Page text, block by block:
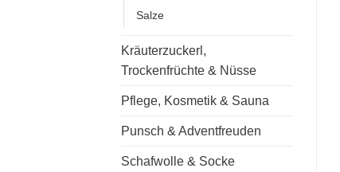
Salze
Kräuterzuckerl,
Trockenfrüchte & Nüsse
Pflege, Kosmetik & Sauna
Punsch & Adventfreuden
Schafwolle & Socke